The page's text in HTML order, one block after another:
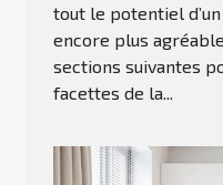
tout le potentiel
encore plus
sections suivantes
facettes de la...